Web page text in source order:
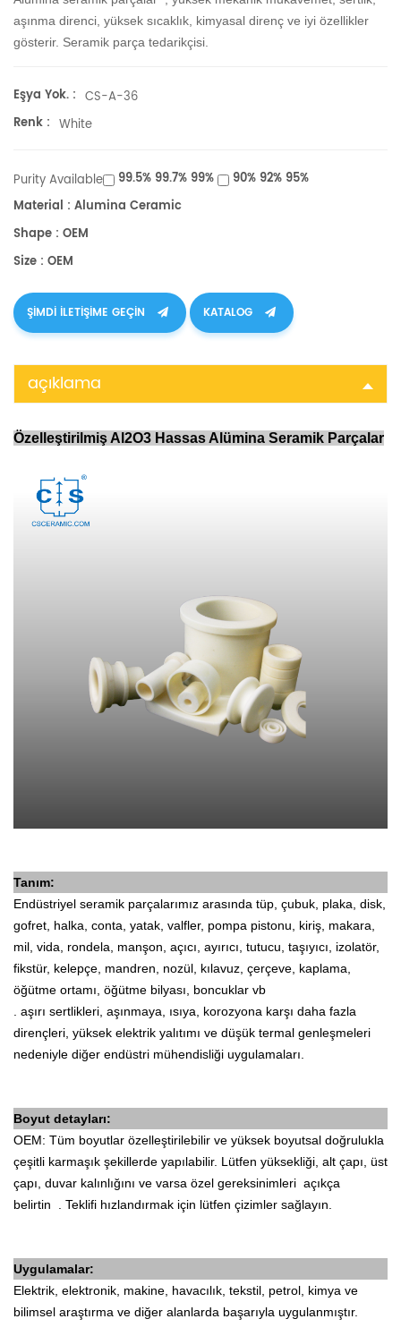
aşınma direnci, yüksek sıcaklık, kimyasal direnç ve iyi özellikler
gösterir. Seramik parça tedarikçisi.
Eşya Yok. : CS-A-36
Renk : White
Purity Available 99.5% 99.7% 99%
90% 92% 95%
Material : Alumina Ceramic
Shape : OEM
Size : OEM
ŞIMDI ILETIŞIME GEÇIN KATALOG
açıklama
Özelleştirilmiş Al2O3 Hassas Alümina Seramik Parçalar
Tanım:
Endüstriyel seramik parçalarımız arasında tüp, çubuk, plaka, disk,
gofret, halka, conta, yatak, valfler, pompa pistonu, kiriş, makara,
mil, vida, rondela, manşon, açıcı, ayırıcı, tutucu, taşıyıcı, izolatör,
fikstür, kelepçe, mandren, nozül, kılavuz, çerçeve, kaplama,
öğütme ortamı, öğütme bilyası, boncuklar vb
. aşırı sertlikleri, aşınmaya, ısıya, korozyona karşı daha fazla
dirençleri, yüksek elektrik yalıtımı ve düşük termal genleşmeleri
nedeniyle diğer endüstri mühendisliği uygulamaları.
Boyut detayları:
OEM: Tüm boyutlar özelleştirilebilir ve yüksek boyutsal doğrulukla
çeşitli karmaşık şekillerde yapılabilir. Lütfen yüksekliği, alt çapı, üst
çapı, duvar kalınlığını ve varsa özel gereksinimleri açıkça
belirtin . Teklifi hızlandırmak için lütfen çizimler sağlayın.
Uygulamalar:
Elektrik, elektronik, makine, havacılık, tekstil, petrol, kimya ve
bilimsel araştırma ve diğer alanlarda başarıyla uygulanmıştır.